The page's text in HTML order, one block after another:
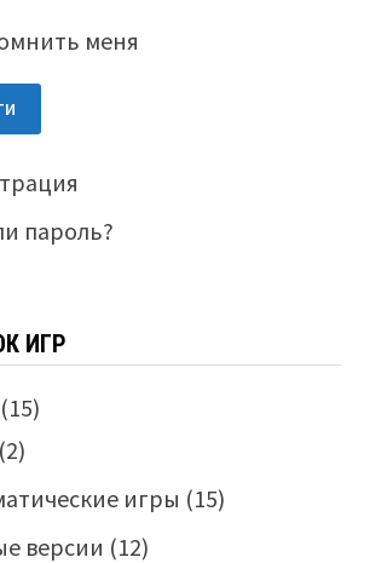
меня
пароль?
ИГР
(15)
(2)
игры (15)
версии (12)